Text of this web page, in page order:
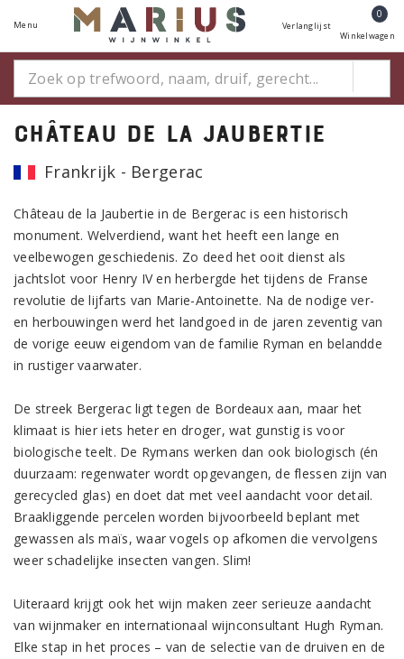
Menu Verlanglijst
0
Winkelwagen
Château de la Jaubertie
Frankrijk - Bergerac
Château de la Jaubertie in de Bergerac is een historisch
monument. Welverdiend, want het heeft een lange en
veelbewogen geschiedenis. Zo deed het ooit dienst als
jachtslot voor Henry IV en herbergde het tijdens de Franse
revolutie de lijfarts van Marie-Antoinette. Na de nodige ver-
en herbouwingen werd het landgoed in de jaren zeventig van
de vorige eeuw eigendom van de familie Ryman en belandde
in rustiger vaarwater.
De streek Bergerac ligt tegen de Bordeaux aan, maar het
klimaat is hier iets heter en droger, wat gunstig is voor
biologische teelt. De Rymans werken dan ook biologisch (én
duurzaam: regenwater wordt opgevangen, de flessen zijn van
gerecycled glas) en doet dat met veel aandacht voor detail.
Braakliggende percelen worden bijvoorbeeld beplant met
gewassen als maïs, waar vogels op afkomen die vervolgens
weer schadelijke insecten vangen. Slim!
Uiteraard krijgt ook het wijn maken zeer serieuze aandacht
van wijnmaker en internationaal wijnconsultant Hugh Ryman.
Elke stap in het proces – van de selectie van de druiven en de